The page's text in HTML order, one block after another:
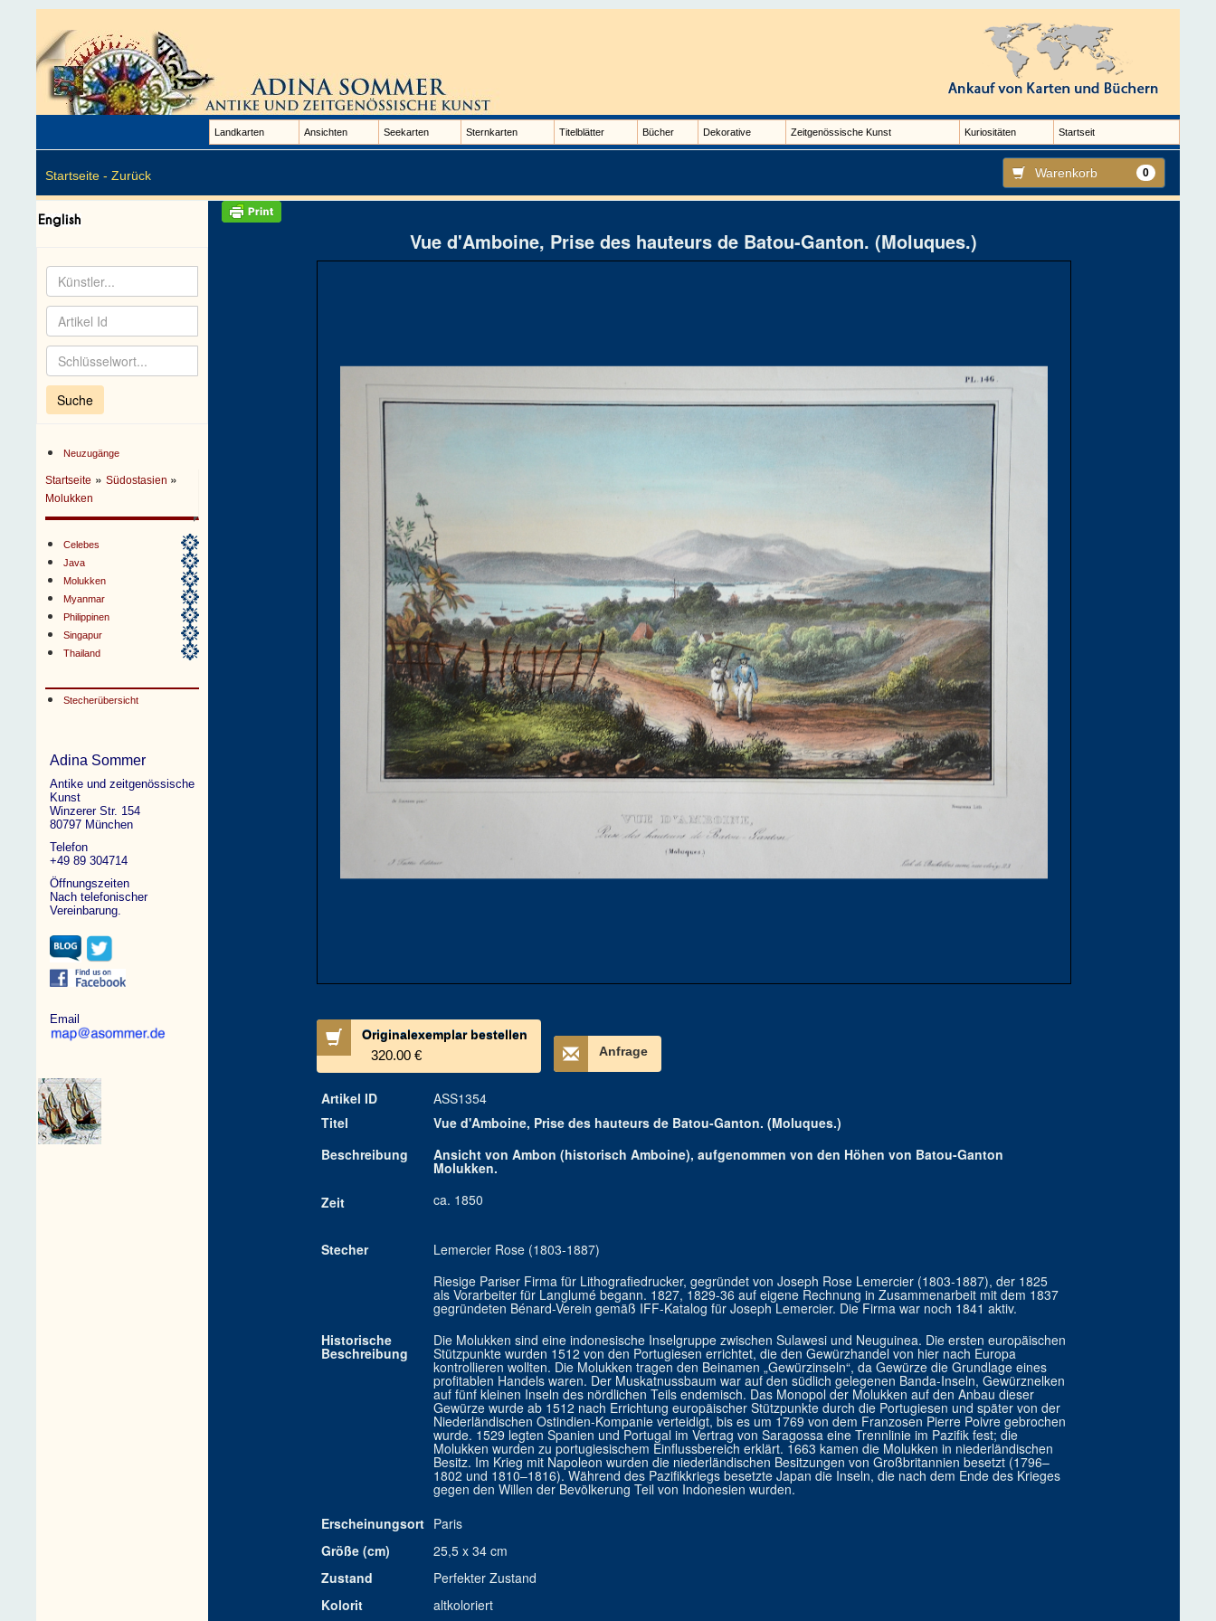
Landkarten Ansichten Seekarten Sternkarten Titelblätter Bücher Dekorative Zeitgenössische Kunst Kuriositäten Startseit
Startseite - Zurück Warenkorb 0
Neuzugänge
Startseite »Südostasien »
Molukken
Celebes
Java
Molukken
Myanmar
Philippinen
Singapur
Thailand
Stecherübersicht
Adina Sommer
Antike und zeitgenössische
Kunst
Winzerer Str. 154
80797 München
Telefon
+49 89 304714
Öffnungszeiten
Nach telefonischer
Vereinbarung.
Email
Vue d'Amboine, Prise des hauteurs de Batou-Ganton. (Moluques.)
Originalexemplar bestellen
320.00 € Anfrage
Artikel ID
ASS1354
Titel
Vue d'Amboine, Prise des hauteurs de Batou-Ganton. (Moluques.)
Beschreibung
Ansicht von Ambon (historisch Amboine), aufgenommen von den Höhen von Batou-Ganton
Molukken.
Zeit
ca. 1850
Stecher
Lemercier Rose (1803-1887)
Riesige Pariser Firma für Lithografiedrucker, gegründet von Joseph Rose Lemercier (1803-1887), der 1825
als Vorarbeiter für Langlumé begann. 1827, 1829-36 auf eigene Rechnung in Zusammenarbeit mit dem 1837
gegründeten Bénard-Verein gemäß IFF-Katalog für Joseph Lemercier. Die Firma war noch 1841 aktiv.
Historische
Beschreibung
Die Molukken sind eine indonesische Inselgruppe zwischen Sulawesi und Neuguinea. Die ersten europäischen
Stützpunkte wurden 1512 von den Portugiesen errichtet, die den Gewürzhandel von hier nach Europa
kontrollieren wollten. Die Molukken tragen den Beinamen „Gewürzinseln“, da Gewürze die Grundlage eines
profitablen Handels waren. Der Muskatnussbaum war auf den südlich gelegenen Banda-Inseln, Gewürznelken
auf fünf kleinen Inseln des nördlichen Teils endemisch. Das Monopol der Molukken auf den Anbau dieser
Gewürze wurde ab 1512 nach Errichtung europäischer Stützpunkte durch die Portugiesen und später von der
Niederländischen Ostindien-Kompanie verteidigt, bis es um 1769 von dem Franzosen Pierre Poivre gebrochen
wurde. 1529 legten Spanien und Portugal im Vertrag von Saragossa eine Trennlinie im Pazifik fest; die
Molukken wurden zu portugiesischem Einflussbereich erklärt. 1663 kamen die Molukken in niederländischen
Besitz. Im Krieg mit Napoleon wurden die niederländischen Besitzungen von Großbritannien besetzt (1796–
1802 und 1810–1816). Während des Pazifikkriegs besetzte Japan die Inseln, die nach dem Ende des Krieges
gegen den Willen der Bevölkerung Teil von Indonesien wurden.
Erscheinungsort Paris
Größe (cm)
25,5 x 34 cm
Zustand
Perfekter Zustand
Kolorit
altkoloriert